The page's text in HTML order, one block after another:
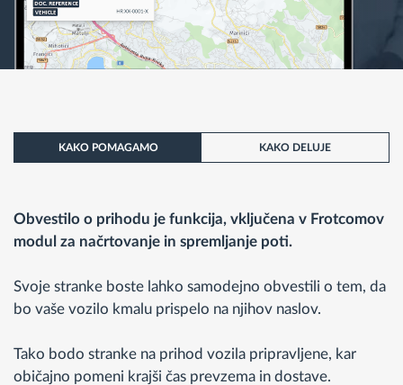
KAKO POMAGAMO KAKO DELUJE
Obvestilo o prihodu je funkcija, vključena v Frotcomov
modul za načrtovanje in spremljanje poti.
Svoje stranke boste lahko samodejno obvestili o tem, da
bo vaše vozilo kmalu prispelo na njihov naslov.
Tako bodo stranke na prihod vozila pripravljene, kar
običajno pomeni krajši čas prevzema in dostave.